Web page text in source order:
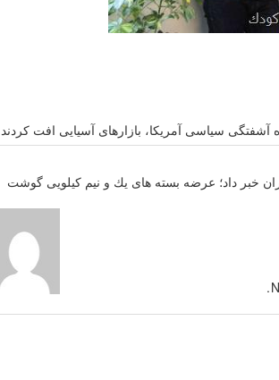
سیاسی آمریكا، بازارهای آسیایی افت كردند
خبر داد؛ عرضه بسته های یك و نیم كیلویی گوشت